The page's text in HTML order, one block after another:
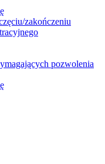
zakończeniu
pozwolenia